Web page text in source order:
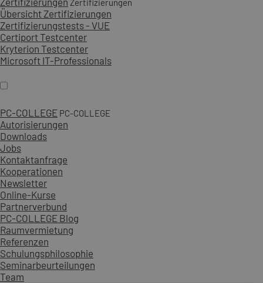
Zertifizierungen
Übersicht Zertifizierungen
Zertifizierungstests - VUE
Certiport Testcenter
Kryterion Testcenter
Microsoft IT-Professionals
PC-COLLEGE PC-COLLEGE
Autorisierungen
Downloads
Jobs
Kontaktanfrage
Kooperationen
Newsletter
Online-Kurse
Partnerverbund
PC-COLLEGE Blog
Raumvermietung
Referenzen
Schulungsphilosophie
Seminarbeurteilungen
Team